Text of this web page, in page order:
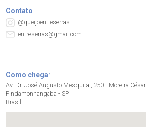
Contato
@queijoentreserras
entreserras@gmail.com
Como chegar
Av. Dr. José Augusto Mesquita , 250 - Moreira César
Pindamonhangaba - SP
Brasil